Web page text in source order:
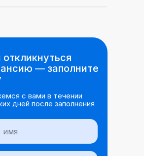
— заполните
с вами в течении
дней после заполнения